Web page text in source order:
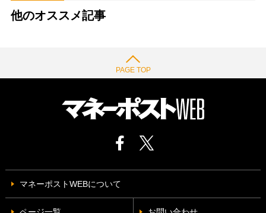
他のオススメ記事
PAGE TOP
マネーポストWEBについて